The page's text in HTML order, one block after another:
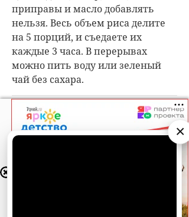
приправы и масло добавлять
нельзя. Весь объем риса делите
на 5 порций, и съедаете их
каждые 3 часа. В перерывах
можно пить воду или зеленый
чай без сахара.
×